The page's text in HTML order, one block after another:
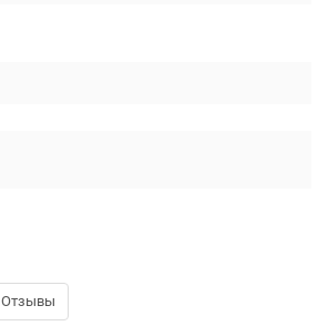
Отзывы